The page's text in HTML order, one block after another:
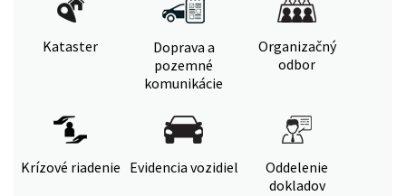
Kataster
Doprava a
pozemné
komunikácie
Organizačný
odbor
Krízové riadenie Evidencia vozidiel
Oddelenie
dokladov